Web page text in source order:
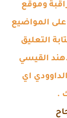
وموقع
على المواضيع
التعليق
القيسي
اي
.